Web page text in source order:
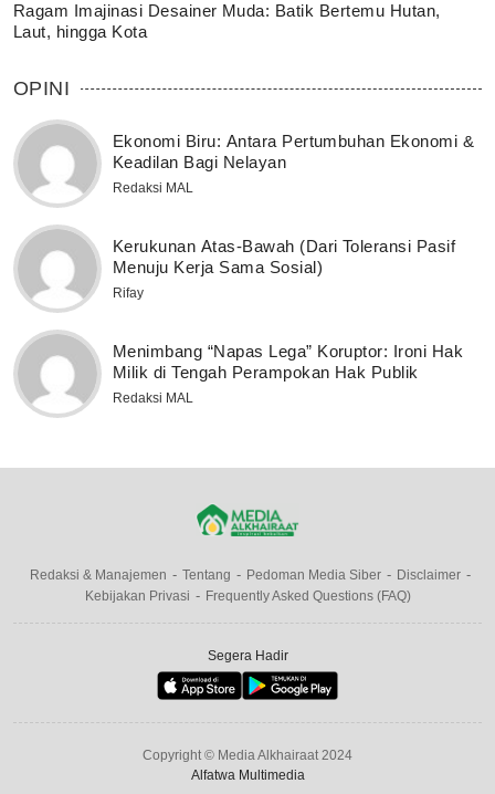
Ragam Imajinasi Desainer Muda: Batik Bertemu Hutan,
Laut, hingga Kota
OPINI
Ekonomi Biru: Antara Pertumbuhan Ekonomi &
Keadilan Bagi Nelayan
Redaksi MAL
Kerukunan Atas-Bawah (Dari Toleransi Pasif
Menuju Kerja Sama Sosial)
Rifay
Menimbang “Napas Lega” Koruptor: Ironi Hak
Milik di Tengah Perampokan Hak Publik
Redaksi MAL
Redaksi & Manajemen Tentang Pedoman Media Siber
Disclaimer
Kebijakan Privasi
Frequently Asked Questions (FAQ)
Segera Hadir
Copyright © Media Alkhairaat 2024
Alfatwa Multimedia